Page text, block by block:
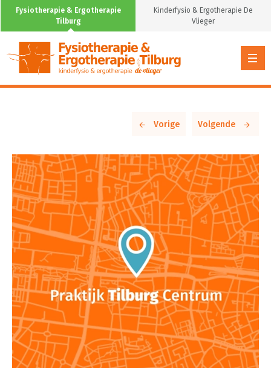
Fysiotherapie & Ergotherapie
Tilburg
Kinderfysio & Ergotherapie De
Vlieger
Vorige Volgende